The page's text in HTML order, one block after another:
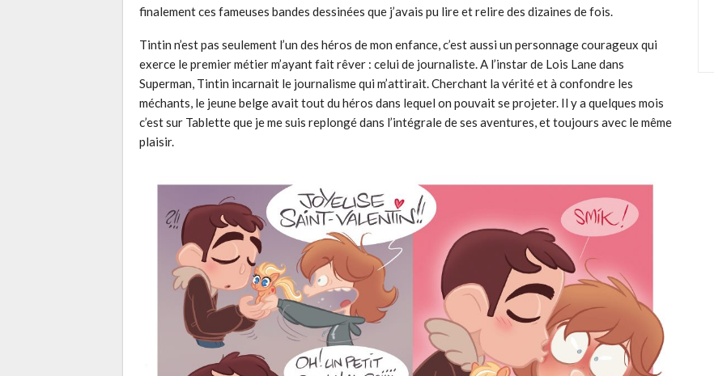
finalement ces fameuses bandes dessinées que j’avais pu lire et relire des dizaines de fois.
Tintin n’est pas seulement l’un des héros de mon enfance, c’est aussi un personnage courageux qui
exerce le premier métier m’ayant fait rêver : celui de journaliste. A l’instar de Lois Lane dans
Superman, Tintin incarnait le journalisme qui m’attirait. Cherchant la vérité et à confondre les
méchants, le jeune belge avait tout du héros dans lequel on pouvait se projeter. Il y a quelques mois
c’est sur Tablette que je me suis replongé dans l’intégrale de ses aventures, et toujours avec le même
plaisir.